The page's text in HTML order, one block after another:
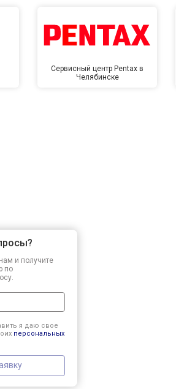
Сервисный центр Pentax в
Челябинске
и получите
по
я даю свое
персональных